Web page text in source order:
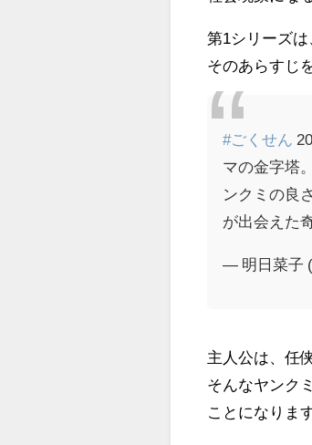
第1シリーズは
そのあらすじ
#ごくせん
マの金字塔
ンクミの良
が出会えた
— 明日菜子
主人公は、任
そんなヤンク
ことになりま